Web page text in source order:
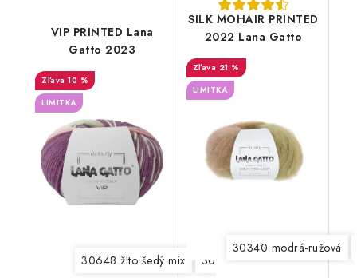
VIP PRINTED Lana
Gatto 2023
10 %
LIMITKA
30648 žlto šedý mix 30649 šedý mix 30650
SILK MOHAIR PRINTED
2022 Lana Gatto
21 %
LIMITKA
30340 modrá-ružová